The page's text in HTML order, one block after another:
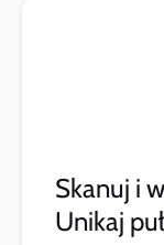
Skanuj i
Unikaj